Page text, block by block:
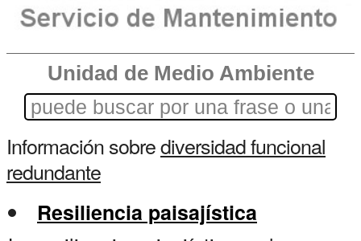
Unidad de Medio Ambiente
Información sobrediversidad funcional
redundante
Resiliencia paisajística